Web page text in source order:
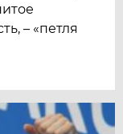
– «петля